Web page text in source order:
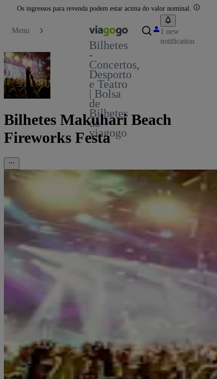
Os ingressos para revenda podem estar acima do valor nominal.
Menu
Bilhetes
-
Concertos,
Desporto
e Teatro
| Bolsa
de
Bilhetes
da
viagogo
1 new
notification
Bilhetes Makuhari Beach
Fireworks Festa